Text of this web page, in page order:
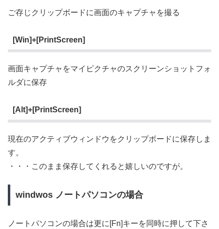
ご存じクリップボードに画面のキャプチャを撮る
[Win]+[PrintScreen]
画面キャプチャをマイピクチャのスクリーンショットフォ
ルダに保存
[Alt]+[PrintScreen]
現在のアクティブウィンドウをクリップボードに保存しま
す。
・・・このまま保存してくれると嬉しいのですが。
windwos ノートパソコンの場合
ノートパソコンの場合は更に[Fn]キーを同時に押して下さ